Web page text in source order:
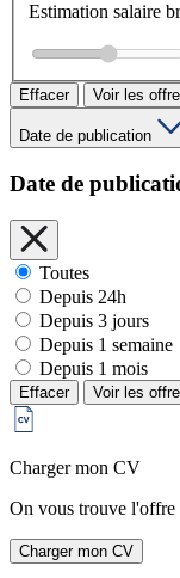
Estimation salaire
Effacer Voir les
Date de publication
Date de
Toutes
Depuis 24h
Depuis 3 jours
Depuis 1 semaine
Depuis 1 mois
Effacer Voir les
Charger mon CV
On vous trouve l'offre
Charger mon CV